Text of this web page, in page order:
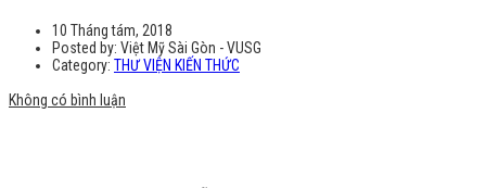
10 Tháng tám, 2018
Posted by: Việt Mỹ Sài Gòn - VUSG
Category: THƯ VIỆN KIẾN THỨC
Không có bình luận